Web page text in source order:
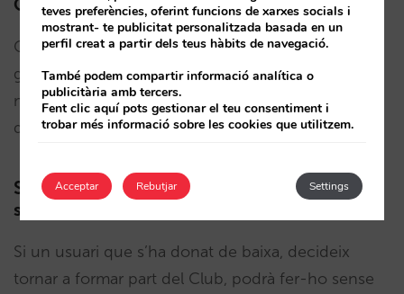
CRM
Quan es produeix una baixa d’un membre, es
genera automàticament una comunicació
mitjançant l’API a Cendyn CRM si l’hotel disposa
d’aquest CRM.
Si un usuari es dóna de baixa, podrà donar-
se d’alta novament
Si un usuari que s’ha donat de baixa, decideix
tornar a formar part del Club, podrà fer-ho sense
teves preferències, oferint funcions de xarxes socials i
mostrant- te publicitat personalitzada basada en un
perfil creat a partir dels teus hàbits de navegació.
També podem compartir informació analítica o
publicitària amb tercers.
Fent clic aquí pots gestionar el teu consentiment i
trobar més informació sobre les cookies que utilitzem.
Acceptar Settings
Rebutjar